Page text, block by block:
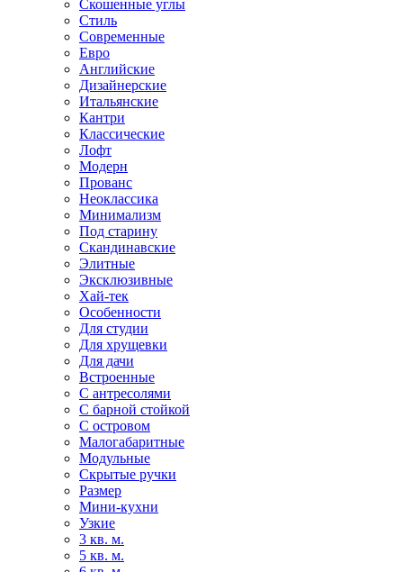
Скошенные углы
Стиль
Современные
Евро
Английские
Дизайнерские
Итальянские
Кантри
Классические
Лофт
Модерн
Прованс
Неоклассика
Минимализм
Под старину
Скандинавские
Элитные
Эксклюзивные
Хай-тек
Особенности
Для студии
Для хрущевки
Для дачи
Встроенные
С антресолями
С барной стойкой
С островом
Малогабаритные
Модульные
Скрытые ручки
Размер
Мини-кухни
Узкие
3 кв. м.
5 кв. м.